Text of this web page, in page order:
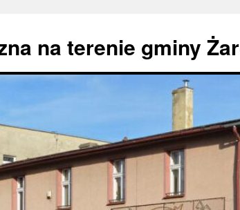
na terenie gminy